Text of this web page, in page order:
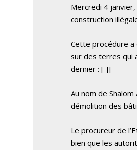
Mercredi 4 janvier,
construction
Cette procédure a
sur des terres qui
dernier : [ ]]
Au nom de
démolition des
Le procureur de
bien que les